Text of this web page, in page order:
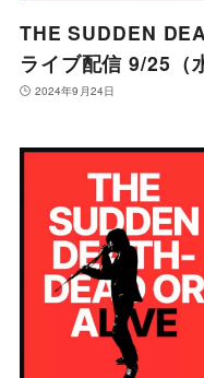
THE SUDDEN
ライブ配信 9/25
2024年9月24日